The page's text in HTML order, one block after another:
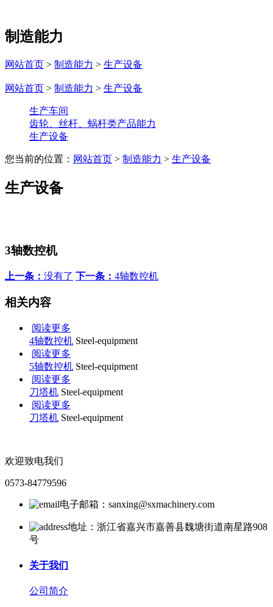
制造能力
网站首页 > 制造能力 > 生产设备
网站首页 > 制造能力 > 生产设备
生产车间
齿轮、丝杆、蜗杆类产品能力
生产设备
您当前的位置： 网站首页 > 制造能力 > 生产设备
生产设备
3轴数控机
上一条： 没有了 下一条： 4轴数控机
相关内容
阅读更多
4轴数控机 Steel-equipment
阅读更多
5轴数控机 Steel-equipment
阅读更多
刀塔机 Steel-equipment
阅读更多
刀塔机 Steel-equipment
欢迎致电我们
0573-84779596
电子邮箱：sanxing@sxmachinery.com
地址：浙江省嘉兴市嘉善县魏塘街道南星路908
号
关于我们
公司简介